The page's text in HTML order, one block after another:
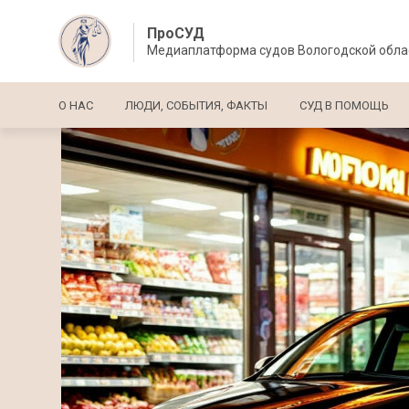
ПроСУД
Медиаплатформа судов Вологодской
Основная навигация
О НАС ЛЮДИ, СОБЫТИЯ, ФАКТЫ СУД В ПОМОЩЬ